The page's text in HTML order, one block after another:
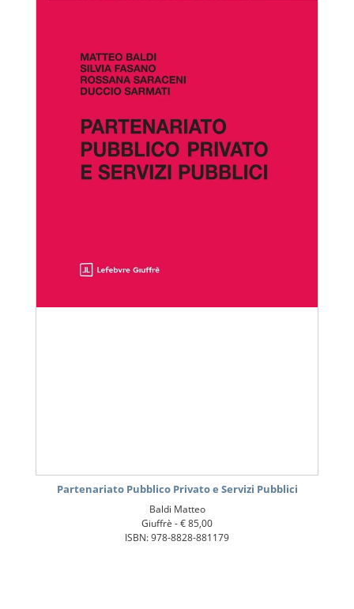
Partenariato Pubblico Privato e Servizi Pubblici
Baldi Matteo
Giuffrè -€ 85,00
ISBN: 978-8828-881179